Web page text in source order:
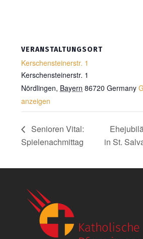
VERANSTALTUNGSORT
Kerschensteinerstr. 1
Kerschensteinerstr. 1
Nördlingen, Bayern 86720 Germany
anzeigen
Senioren Vital:
Spielenachmittag
in St.